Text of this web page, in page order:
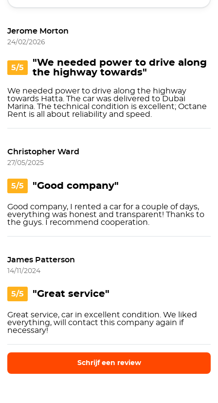
Jerome Morton
24/02/2026
5/5
"We needed power to drive along
the highway towards"
We needed power to drive along the highway
towards Hatta. The car was delivered to Dubai
Marina. The technical condition is excellent; Octane
Rent is all about reliability and speed.
Christopher Ward
27/05/2025
5/5 "Good company"
Good company, I rented a car for a couple of days,
everything was honest and transparent! Thanks to
the guys. I recommend cooperation.
James Patterson
14/11/2024
5/5 "Great service"
Great service, car in excellent condition. We liked
everything, will contact this company again if
necessary!
Schrijf een review